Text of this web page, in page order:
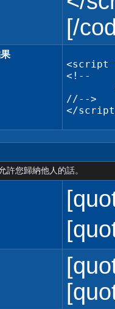
[/
<script
<!--
//-->
</
許您歸納他人的話。